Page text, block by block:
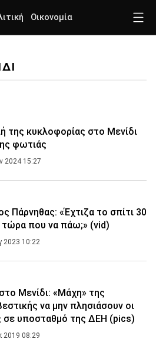
Οικονομία
της κυκλοφορίας στο Μενίδι
φωτιάς
2024 15:27
Πάρνηθας: «Έχτιζα το σπίτι 30
τώρα που να πάω;» (vid)
2023 10:22
Μενίδι: «Μάχη» της
να μην πλησιάσουν οι
σε υποσταθμό της ΔΕΗ (pics)
2019 08:29